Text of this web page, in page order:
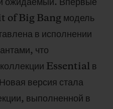
ожидаемый. Впервые
of Big Bang модель
в исполнении
что
коллекции Essential в
версия стала
выполненной в
НАЙТИ БУТИК